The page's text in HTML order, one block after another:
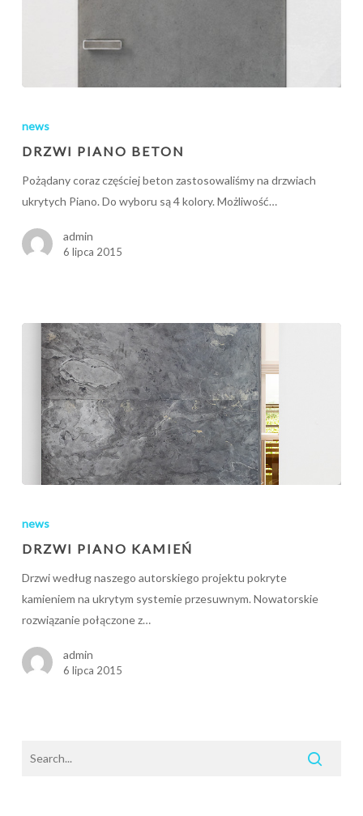
news
DRZWI PIANO BETON
Pożądany coraz częściej beton zastosowaliśmy na drzwiach
ukrytych Piano. Do wyboru są 4 kolory. Możliwość…
admin
6 lipca 2015
news
DRZWI PIANO KAMIEŃ
Drzwi według naszego autorskiego projektu pokryte
kamieniem na ukrytym systemie przesuwnym. Nowatorskie
rozwiązanie połączone z…
admin
6 lipca 2015